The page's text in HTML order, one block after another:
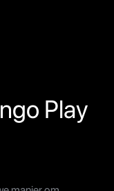
Play